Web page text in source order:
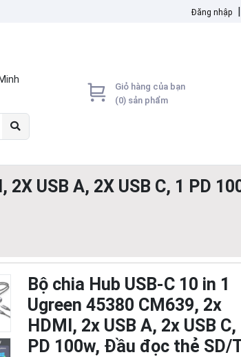
Đăng nhập |
Giỏ hàng của bạn
(0) sản phẩm
USB A, 2X USB C, 1 PD
Bộ chia Hub USB-C 10 in 1
Ugreen 45380 CM639, 2x
HDMI, 2x USB A, 2x USB C,
PD 100w, Đầu đọc thẻ SD/